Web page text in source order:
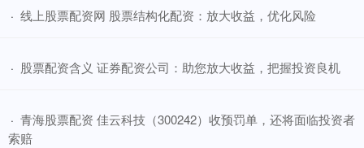
· ​线上股票配资网 股票结构化配资：放大收益，优化风险
· ​股票配资含义 证券配资公司：助您放大收益，把握投资良机
· ​青海股票配资 佳云科技（300242）收预罚单，还将面临投资者
索赔